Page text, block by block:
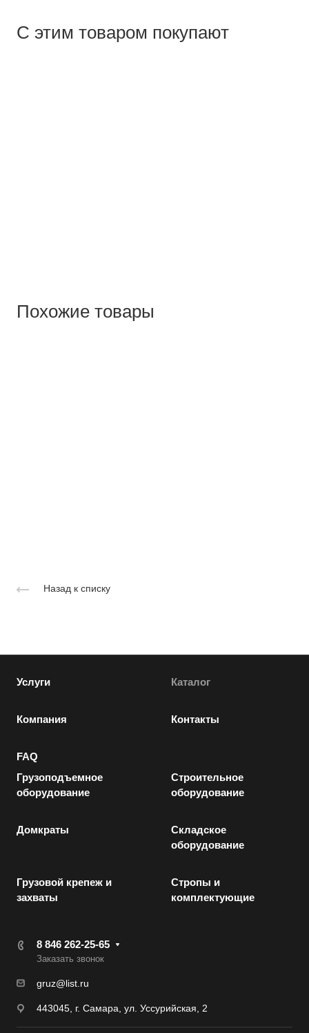
С этим товаром покупают
Похожие товары
Назад к списку
Услуги Каталог
Компания Контакты
FAQ
Грузоподъемное
оборудование
Строительное
оборудование
Домкраты
Складское
оборудование
Грузовой крепеж и
захваты
Стропы и
комплектующие
8 846 262-25-65
Заказать звонок
gruz@list.ru
443045, г. Самара, ул. Уссурийская, 2